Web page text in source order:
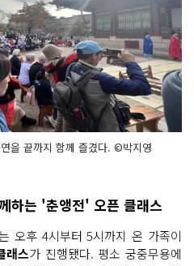
을 끝까지 함께 즐겼다. ©박지영
하는 '춘앵전' 오픈 클래스
오후 4시부터 5시까지 온 가족이
래스가 진행됐다. 평소 궁중무용에